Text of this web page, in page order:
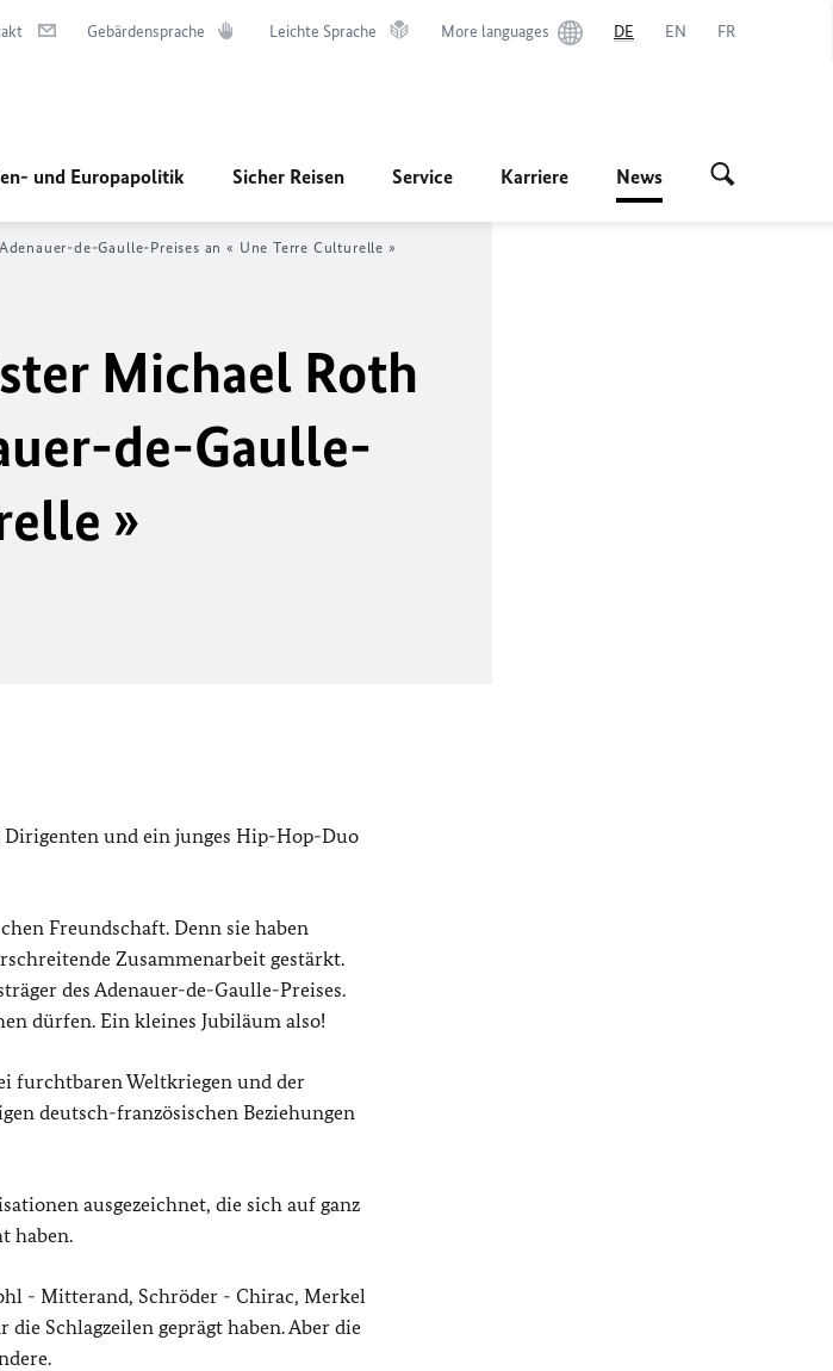
Gebärdensprache Leichte Sprache More languages DE EN FR
und Europapolitik Sicher Reisen Service Karriere News
de-Gaulle-Preises an« Une Terre Culturelle »
Michael Roth
de-Gaulle-
»
Dirigenten und ein junges Hip-Hop-Duo
Freundschaft. Denn sie haben
Zusammenarbeit gestärkt.
des Adenauer-de-Gaulle-Preises.
dürfen. Ein kleines Jubiläum also!
furchtbaren Weltkriegen und der
deutsch-französischen Beziehungen
ausgezeichnet, die sich auf ganz
haben.
- Mitterand, Schröder - Chirac, Merkel
Schlagzeilen geprägt haben. Aber die